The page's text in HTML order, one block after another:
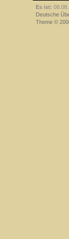
Es ist:
Deutsche
Theme ©